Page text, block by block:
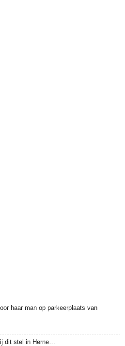
haar man op parkeerplaats van
dit stel in Herne…